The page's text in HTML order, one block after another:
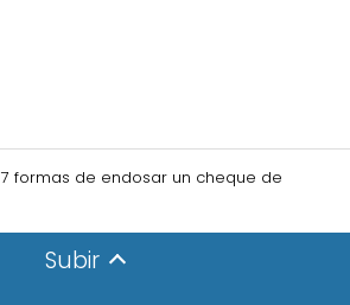
7 formas de endosar un cheque de
Subir